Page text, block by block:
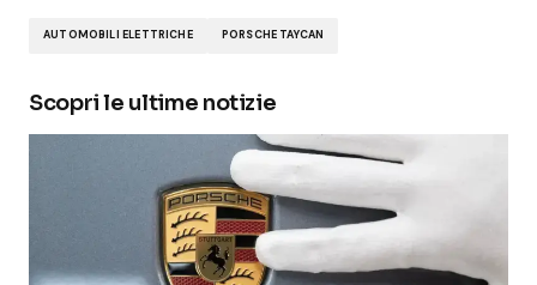
AUTOMOBILI ELETTRICHE PORSCHE TAYCAN
Scopri le ultime notizie